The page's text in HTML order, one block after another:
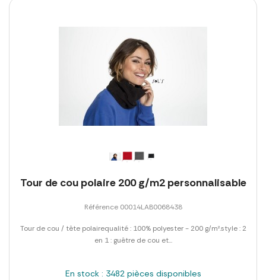
Tour de cou polaire 200 g/m2 personnalisable
Référence 00014LAB0068438
Tour de cou / tête polairequalité : 100% polyester - 200 g/m².style : 2
en 1 : guêtre de cou et...
En stock : 3482 pièces disponibles